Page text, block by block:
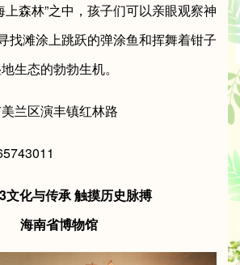
上森林”之中，孩子们可以亲眼观察神
找滩涂上跳跃的弹涂鱼和挥舞着钳子
生态的勃勃生机。
兰区演丰镇红林路
文化与传承 触摸历史脉搏
海南省博物馆